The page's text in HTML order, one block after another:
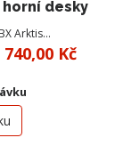
desky
Arktis…
740,00 Kč